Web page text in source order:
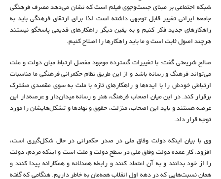
شبکه اجتماعی بر مبنای جست‌وجوی فیلم است که نشان می‌دهد مصرف فرهنگی
جامعه ایرانی تغییر قابل توجهی داشته است لذا برای ارتقای فرهنگی باید به
راهکارهای جدید فکر کنیم و به یقین دیگر راهکارهای قدیمی پاسخگو نیستند
هرچند اصول ثابت است و ما باید راهکارها را اصلاح کنیم.
صالح شریعتی گفت: با تغییرات گسترده موجود مفصل ارتباط میان دولت و ملت
می‌تواند فرهنگ و رسانه باشد و از این طریق نظام حکمرانی فرهنگی ما مناسبات
ارتباطی خودش را با ایده‌ها و راهکارهای تازه با ملت به سوی مقصدی مشترک
برقرار کند. در این میان اصحاب فرهنگ، هنر و رسانه میدان‌دار و عرصه‌دار این
عرصه هستند و باید این اصحاب، منزلت، حقوق و نهادها و تشکل‌هایشان را مورد
توجه قرار داد.
وی با بیان اینکه دولت وفاق ملی در صدر حکمرانی در حال شکل‌گیری است،
افزود: کار عمده دولت وفاق ملی در سطح دولت و ملت است و اینکه مردم، دولت
را از خود بدانند و به آن اعتماد کنند و رابطه همدلانه و همکارانه پیدا کنند و
همان نسبت‌هایی که در دهه اول انقلاب همه‌مان به خاطر داریم. هنگامی که گفته